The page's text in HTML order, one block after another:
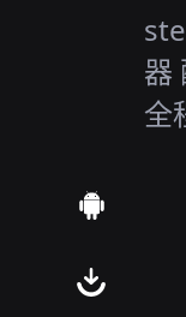
器
全